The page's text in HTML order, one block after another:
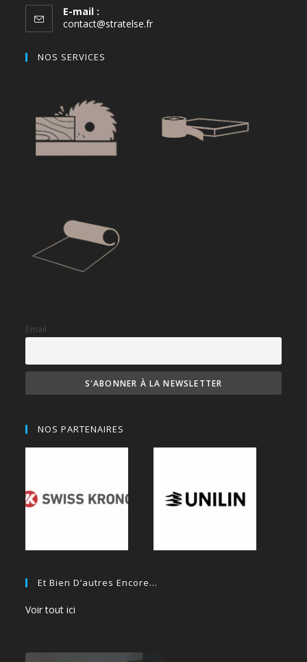
E-mail :
contact@stratelse.fr
NOS SERVICES
Email
NOS PARTENAIRES
Et Bien D’autres Encore…
Voir tout ici